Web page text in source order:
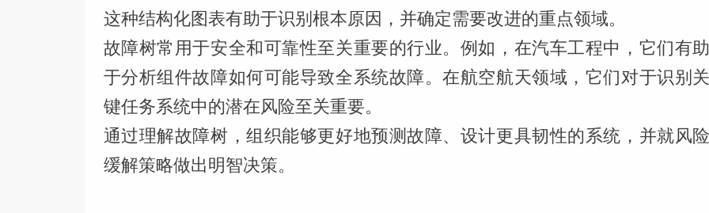
这种结构化图表有助于识别根本原因，并确定需要改进的重点领域。
故障树常用于安全和可靠性至关重要的行业。例如，在汽车工程中，它们有助
于分析组件故障如何可能导致全系统故障。在航空航天领域，它们对于识别关
键任务系统中的潜在风险至关重要。
通过理解故障树，组织能够更好地预测故障、设计更具韧性的系统，并就风险
缓解策略做出明智决策。